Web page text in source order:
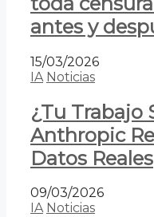
antes y
15/03/2026
IA Noticias
¿Tu Trabajo
Anthropic
Datos Reales
09/03/2026
IA Noticias